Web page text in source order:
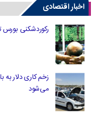
اخبار اقتصادی
رکوردشکنی بورس تهران امروز ۱۲ مهر
زخم کاری دلار به
می‌شود